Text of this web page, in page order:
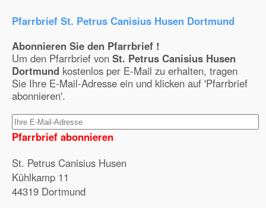
Pfarrbrief St. Petrus Canisius Husen Dortmund
Abonnieren Sie den Pfarrbrief !
Um den Pfarrbrief von St. Petrus Canisius Husen
Dortmund kostenlos per E-Mail zu erhalten, tragen
Sie Ihre E-Mail-Adresse ein und klicken auf 'Pfarrbrief
abonnieren'.
Pfarrbrief abonnieren
St. Petrus Canisius Husen
Kühlkamp 11
44319 Dortmund